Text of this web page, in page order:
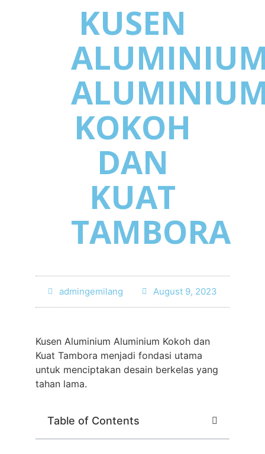
KUSEN
KOKOH
DAN
KUAT
TAMBORA
admingemilang August 9, 2023
Kusen Aluminium Aluminium Kokoh dan
Kuat Tambora menjadi fondasi utama
untuk menciptakan desain berkelas yang
tahan lama.
Table of Contents